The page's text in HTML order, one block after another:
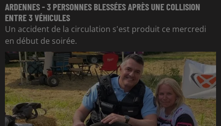
ARDENNES - 3 PERSONNES BLESSÉES APRÈS UNE COLLISION
ENTRE 3 VÉHICULES
Un accident de la circulation s'est produit ce mercredi
en début de soirée.